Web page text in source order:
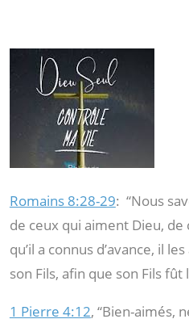
Romains 8:28-29: “Nous
de ceux qui aiment Dieu,
qu’il a connus d’avance, il
son Fils, afin que son Fils
1 Pierre 4:12, “Bien-aimés,